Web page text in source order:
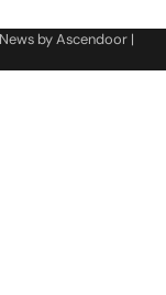
byAscendoor |